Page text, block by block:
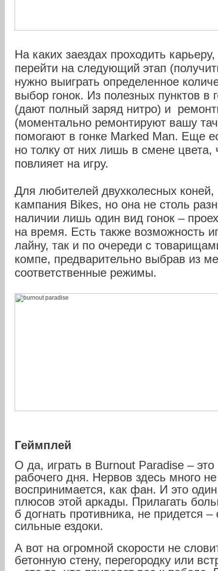
На каких заездах проходить
перейти на следующий этап
нужно выиграть определенное
выбор гонок. Из полезных пунктов в
(дают полный заряд нитро) и
(моментально ремонтируют вашу
помогают в гонке Marked Man. Еще
но толку от них лишь в смене цвета,
повлияет на игру.
Для любителей двухколесных коней,
кампания Bikes, но она не столь
наличии лишь один вид гонок –
на время. Есть также возможность
лайну, так и по очереди с
компе, предварительно выбрав из
соответственные режимы.
Геймплей
О да, играть в Burnout Paradise – это
рабочего дня. Нервов здесь много
воспринимается, как фан. И это
плюсов этой аркады. Прилагать
б догнать противника, не придется
сильные ездоки.
А вот на огромной скорости не
бетонную стену, перегородку или